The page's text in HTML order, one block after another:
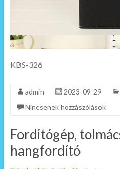
KBS-326
admin 2023-09-29
Nincsenek hozzászólások
Fordítógép,
hangfordító